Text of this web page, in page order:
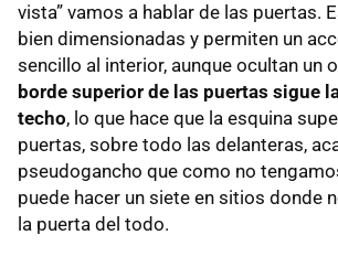
vista” vamos a hablar de las puertas.
bien dimensionadas y permiten un
sencillo al interior, aunque ocultan un
borde superior de las puertas sigue
techo, lo que hace que la esquina
puertas, sobre todo las delanteras,
pseudogancho que como no
puede hacer un siete en sitios donde
la puerta del todo.